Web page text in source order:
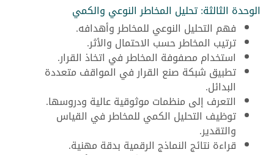
الوحدة الثالثة: تحليل المخاطر النوعي والكمي
فهم التحليل النوعي للمخاطر وأهدافه.
ترتيب المخاطر حسب الاحتمال والأثر.
استخدام مصفوفة المخاطر في اتخاذ القرار.
تطبيق شبكة صنع القرار في المواقف متعددة
البدائل.
التعرف إلى منظمات موثوقية عالية ودروسها.
توظيف التحليل الكمي للمخاطر في القياس
والتقدير.
قراءة نتائج النماذج الرقمية بدقة مهنية.